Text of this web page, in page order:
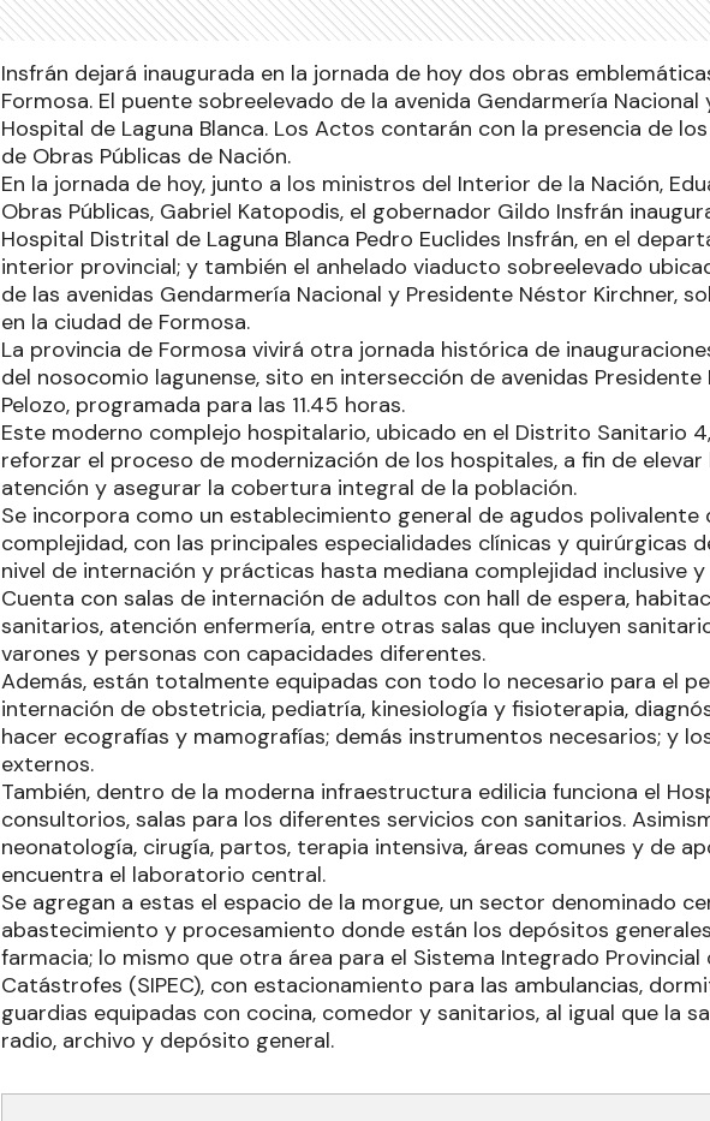
Insfrán dejará inaugurada en la jornada de hoy dos obras
Formosa. El puente sobreelevado de la avenida Gendarmería
Hospital de Laguna Blanca. Los Actos contarán con la presencia de
de Obras Públicas de Nación.
En la jornada de hoy, junto a los ministros del Interior de la Nación,
Obras Públicas, Gabriel Katopodis, el gobernador Gildo Insfrán
Hospital Distrital de Laguna Blanca Pedro Euclides Insfrán, en el
interior provincial; y también el anhelado viaducto sobreelevado
de las avenidas Gendarmería Nacional y Presidente Néstor Kirchner,
en la ciudad de Formosa.
La provincia de Formosa vivirá otra jornada histórica de
del nosocomio lagunense, sito en intersección de avenidas Presidente
Pelozo, programada para las 11.45 horas.
Este moderno complejo hospitalario, ubicado en el Distrito Sanitario
reforzar el proceso de modernización de los hospitales, a fin de elevar
atención y asegurar la cobertura integral de la población.
Se incorpora como un establecimiento general de agudos polivalente
complejidad, con las principales especialidades clínicas y quirúrgicas
nivel de internación y prácticas hasta mediana complejidad inclusive
Cuenta con salas de internación de adultos con hall de espera,
sanitarios, atención enfermería, entre otras salas que incluyen
varones y personas con capacidades diferentes.
Además, están totalmente equipadas con todo lo necesario para el
internación de obstetricia, pediatría, kinesiología y fisioterapia,
hacer ecografías y mamografías; demás instrumentos necesarios; y
externos.
También, dentro de la moderna infraestructura edilicia funciona el
consultorios, salas para los diferentes servicios con sanitarios.
neonatología, cirugía, partos, terapia intensiva, áreas comunes y de
encuentra el laboratorio central.
Se agregan a estas el espacio de la morgue, un sector denominado
abastecimiento y procesamiento donde están los depósitos
farmacia; lo mismo que otra área para el Sistema Integrado Provincial
Catástrofes (SIPEC), con estacionamiento para las ambulancias,
guardias equipadas con cocina, comedor y sanitarios, al igual que la
radio, archivo y depósito general.